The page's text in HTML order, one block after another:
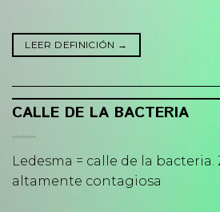
LEER DEFINICIÓN →
CALLE DE LA BACTERIA
Ledesma = calle de la
altamente contagiosa